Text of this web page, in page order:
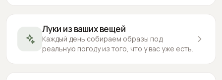
Луки из ваших вещей
Каждый день собираем образы под
реальную погоду из того, что у вас уже есть.